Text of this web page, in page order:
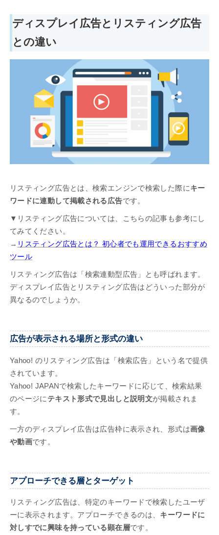
ディスプレイ広告とリスティング広告
との違い
リスティング広告とは、検索エンジンで検索した際にキー
ワードに連動して掲載される広告です。
▼リスティング広告については、こちらの記事も参考にし
てみてください。
→ リスティング広告とは？ 初心者でも運用できるおすすめ
ツール
リスティング広告は「検索連動型広告」とも呼ばれます。
ディスプレイ広告とリスティング広告はどういった部分が
異なるのでしょうか。
広告が表示される場所と形式の違い
Yahoo! のリスティング広告は「検索広告」という名で提供
されています。
Yahoo! JAPANで検索したキーワードに応じて、検索結果
のページに テキスト形式で見出しと説明文が掲載されま
す。
一方のディスプレイ広告は広告枠に表示され、形式は画像
や動画です。
アプローチできる層とターゲット
リスティング広告は、特定のキーワードで検索したユーザ
ーに表示されます。アプローチできるのは、 キーワードに
対しすでに興味を持っている顕在層です。